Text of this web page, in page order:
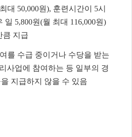
대 50,000원), 훈련시간이 5시
일 5,800원(월 최대 116,000원)
큼 지급
를 수급 중이거나 수당을 받는
사업에 참여하는 등 일부의 경
지급하지 않을 수 있음